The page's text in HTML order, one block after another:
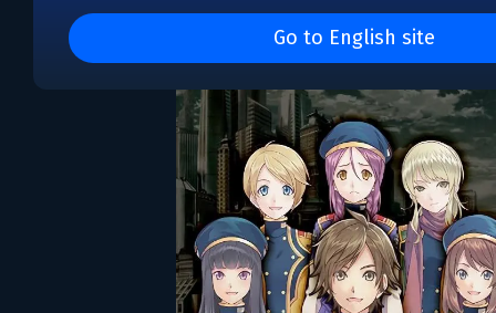
Go to English site
Dark Rose Valkyrie